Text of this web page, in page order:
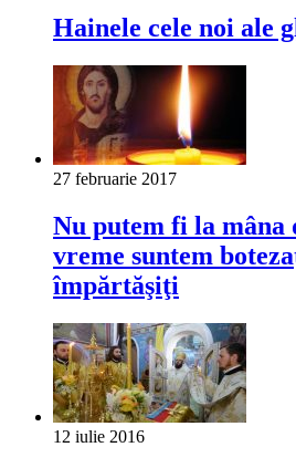
Hainele cele noi ale
27 februarie 2017
Nu putem fi la mâna
vreme suntem
împărtăşiţi
12 iulie 2016